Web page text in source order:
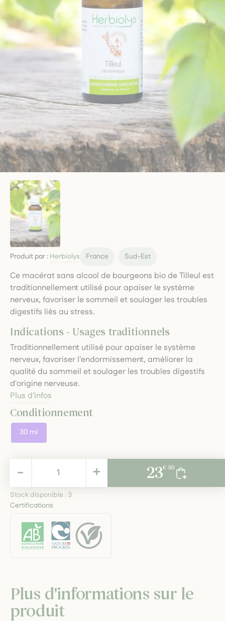
Produit par : Herbiolys France Sud-Est
Ce macérat sans alcool de bourgeons bio de Tilleul est
traditionnellement utilisé pour apaiser le système
nerveux, favoriser le sommeil et soulager les troubles
digestifs liés au stress.
Indications - Usages traditionnels
Traditionnellement utilisé pour apaiser le système
nerveux, favoriser l'endormissement, améliorer la
qualité du sommeil et soulager les troubles digestifs
d'origine nerveuse.
Plus d'infos
Conditionnement
30 ml
23,50 € TTC+
- 23€ 50
Stock disponible : 3
Certifications
Plus d'informations sur le
produit